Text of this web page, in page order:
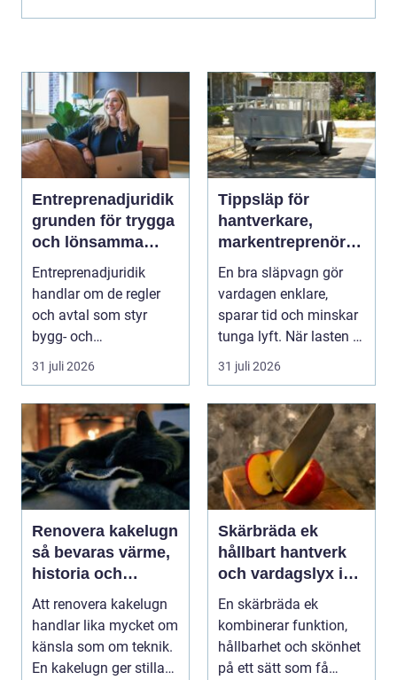
Entreprenadjuridik
grunden för trygga
och lönsamma
byggprojekt
Entreprenadjuridik
handlar om de regler
och avtal som styr
bygg- och
anläggningsprojekt.
31 juli 2026
Tippsläp för
hantverkare,
markentreprenörer
och lantbruk en
praktisk guide
En bra släpvagn gör
vardagen enklare,
sparar tid och minskar
tunga lyft. När lasten är
bulkig, smuts...
31 juli 2026
Renovera kakelugn
så bevaras värme,
historia och
trygghet
Att renovera kakelugn
handlar lika mycket om
känsla som om teknik.
En kakelugn ger stilla
Skärbräda ek
hållbart hantverk
och vardagslyx i
köket
En skärbräda ek
kombinerar funktion,
hållbarhet och skönhet
på ett sätt som få